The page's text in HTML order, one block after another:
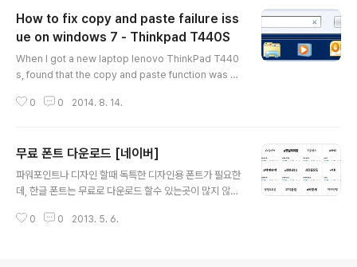
How to fix copy and paste failure iss
ue on windows 7 - Thinkpad T440S
When I got a new laptop lenovo ThinkPad T440
s, found that the copy and paste function was no
tes, but no luck. Finally, I got below solution to fi
sue: Copay and Paste function is not working no
rmally. 1. Click Start-> Search”cmd” 2. Right clic
k “cmd” and run..
0 0 2014. 8. 14.
무료 폰트 다운로드 [네이버]
파워포인트나 디자인 할때 독특한 디자인용 폰트가 필요한
데, 한글 폰트는 무료로 다운로드 할수 있는곳이 많지 않은
트- 네이버에서 제공하는 것을 보았습니다. 네이버가 아주
0 0 2013. 5. 6.